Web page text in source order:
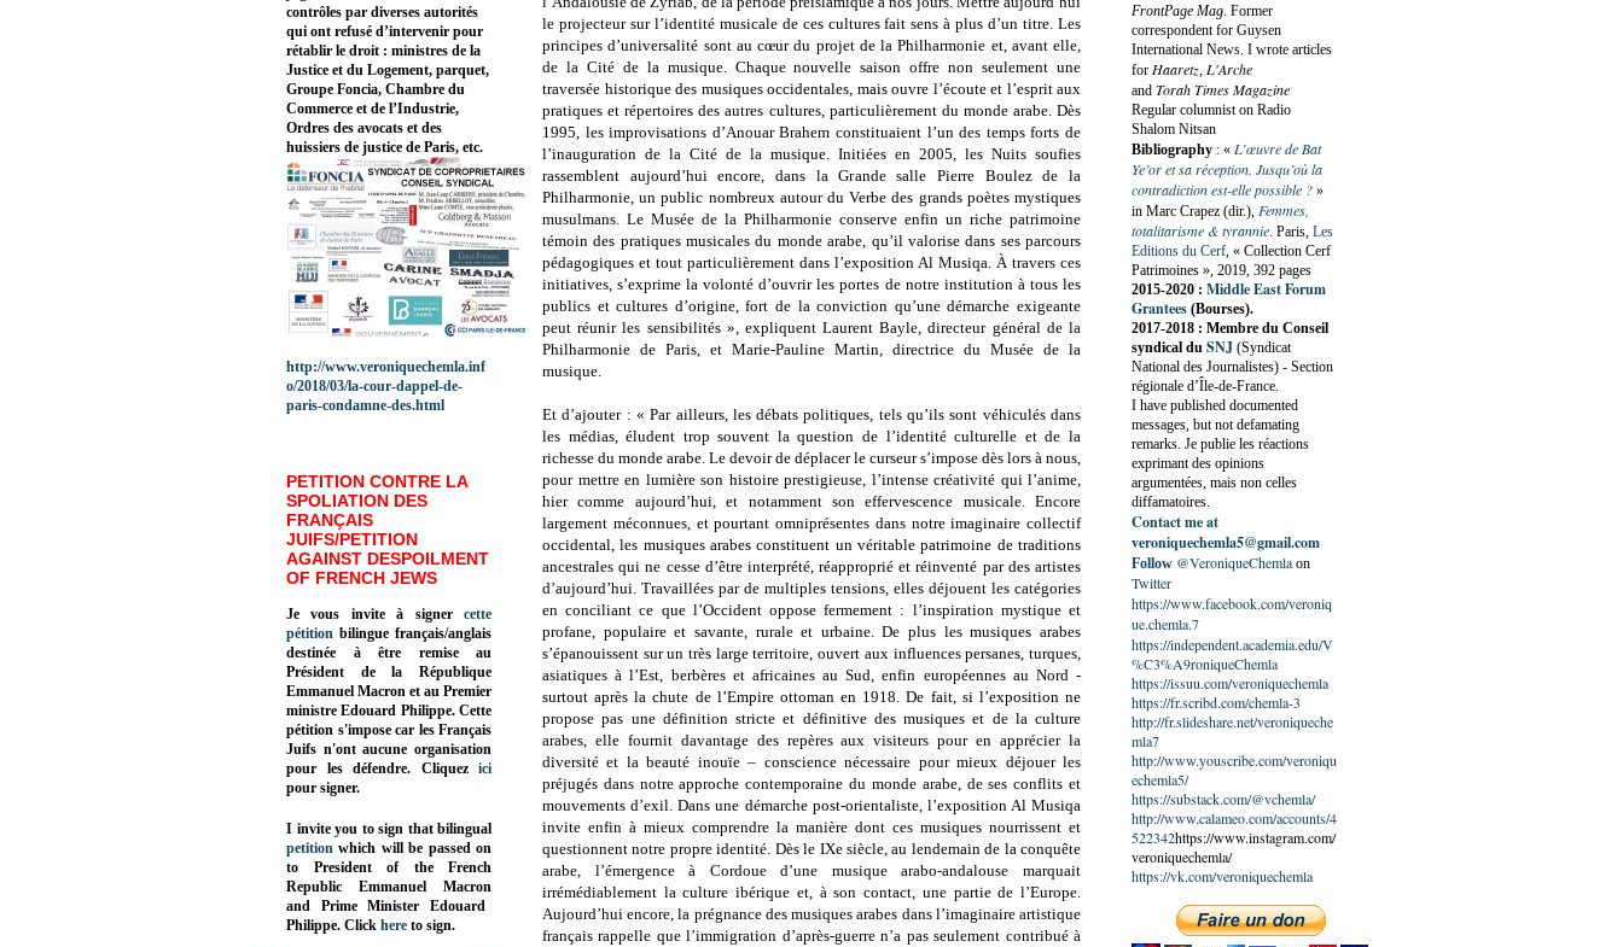
le projecteur sur l’identité musicale de ces cultures fait sens à plus d’un titre. Les
principes d’universalité sont au cœur du projet de la Philharmonie et, avant elle,
de la Cité de la musique. Chaque nouvelle saison offre non seulement une
traversée historique des musiques occidentales, mais ouvre l’écoute et l’esprit aux
pratiques et répertoires des autres cultures, particulièrement du monde arabe. Dès
1995, les improvisations d’Anouar Brahem constituaient l’un des temps forts de
l’inauguration de la Cité de la musique. Initiées en 2005, les Nuits soufies
rassemblent aujourd’hui encore, dans la Grande salle Pierre Boulez de la
Philharmonie, un public nombreux autour du Verbe des grands poètes mystiques
musulmans. Le Musée de la Philharmonie conserve enfin un riche patrimoine
témoin des pratiques musicales du monde arabe, qu’il valorise dans ses parcours
pédagogiques et tout particulièrement dans l’exposition Al Musiqa. À travers ces
initiatives, s’exprime la volonté d’ouvrir les portes de notre institution à tous les
publics et cultures d’origine, fort de la conviction qu’une démarche exigeante
peut réunir les sensibilités », expliquent Laurent Bayle, directeur général de la
Philharmonie de Paris, et Marie-Pauline Martin, directrice du Musée de la
musique.
Et d’ajouter : « Par ailleurs, les débats politiques, tels qu’ils sont véhiculés dans
les médias, éludent trop souvent la question de l’identité culturelle et de la
richesse du monde arabe. Le devoir de déplacer le curseur s’impose dès lors à nous,
pour mettre en lumière son histoire prestigieuse, l’intense créativité qui l’anime,
hier comme aujourd’hui, et notamment son effervescence musicale. Encore
largement méconnues, et pourtant omniprésentes dans notre imaginaire collectif
occidental, les musiques arabes constituent un véritable patrimoine de traditions
ancestrales qui ne cesse d’être interprété, réapproprié et réinventé par des artistes
d’aujourd’hui. Travaillées par de multiples tensions, elles déjouent les catégories
en conciliant ce que l’Occident oppose fermement : l’inspiration mystique et
profane, populaire et savante, rurale et urbaine. De plus les musiques arabes
s’épanouissent sur un très large territoire, ouvert aux influences persanes, turques,
asiatiques à l’Est, berbères et africaines au Sud, enfin européennes au Nord -
surtout après la chute de l’Empire ottoman en 1918. De fait, si l’exposition ne
propose pas une définition stricte et définitive des musiques et de la culture
arabes, elle fournit davantage des repères aux visiteurs pour en apprécier la
diversité et la beauté inouïe – conscience nécessaire pour mieux déjouer les
préjugés dans notre approche contemporaine du monde arabe, de ses conflits et
mouvements d’exil. Dans une démarche post-orientaliste, l’exposition Al Musiqa
invite enfin à mieux comprendre la manière dont ces musiques nourrissent et
questionnent notre propre identité. Dès le IXe siècle, au lendemain de la conquête
arabe, l’émergence à Cordoue d’une musique arabo-andalouse marquait
irrémédiablement la culture ibérique et, à son contact, une partie de l’Europe.
Aujourd’hui encore, la prégnance des musiques arabes dans l’imaginaire artistique
français rappelle que l’immigration d’après-guerre n’a pas seulement contribué à
contrôles par diverses autorités
qui ont refusé d’intervenir pour
rétablir le droit : ministres de la
Justice et du Logement, parquet,
Groupe Foncia, Chambre du
Commerce et de l’Industrie,
Ordres des avocats et des
huissiers de justice de Paris, etc.
http://www.veroniquechemla.inf
o/2018/03/la-cour-dappel-de-
paris-condamne-des.html
PETITION CONTRE LA
SPOLIATION DES
FRANÇAIS
JUIFS/PETITION
AGAINST DESPOILMENT
OF FRENCH JEWS
Je vous invite à signer cette
pétition bilingue français/anglais
destinée à être remise au
Président de la République
Emmanuel Macron et au Premier
ministre Edouard Philippe. Cette
pétition s'impose car les Français
Juifs n'ont aucune organisation
pour les défendre. Cliquez
ici
pour signer.
I invite you to sign that bilingual
petition which will be passed on
to President of the French
Republic Emmanuel Macron
and Prime Minister Edouard
Philippe. Click here to sign.
FrontPage Mag. Former
correspondent for Guysen
International News. I wrote articles
for Haaretz, L'Arche
and Torah Times Magazine
Regular columnist on Radio
Shalom Nitsan
Bibliography : « L’œuvre de Bat
Ye’or et sa réception. Jusqu’où la
contradiction est-elle possible ? »
in Marc Crapez (dir.), Femmes,
totalitarisme & tyrannie. Paris, Les
Editions du Cerf, « Collection Cerf
Patrimoines », 2019, 392 pages
2015-2020 : Middle East Forum
Grantees (Bourses).
2017-2018 : Membre du Conseil
syndical du SNJ (Syndicat
National des Journalistes) - Section
régionale d’Île-de-France.
I have published documented
messages, but not defamating
remarks. Je publie les réactions
exprimant des opinions
argumentées, mais non celles
diffamatoires.
Contact me at
veroniquechemla5@gmail.com
Follow @VeroniqueChemlaon
Twitter
https://www.facebook.com/veroniq
ue.chemla.7
https://independent.academia.edu/V
%C3%A9roniqueChemla
https://issuu.com/veroniquechemla
https://fr.scribd.com/chemla-3
http://fr.slideshare.net/veroniqueche
mla7
http://www.youscribe.com/veroniqu
echemla5/
https://substack.com/@vchemla/
http://www.calameo.com/accounts/4
522342https://www.instagram.com/
veroniquechemla/
https://vk.com/veroniquechemla